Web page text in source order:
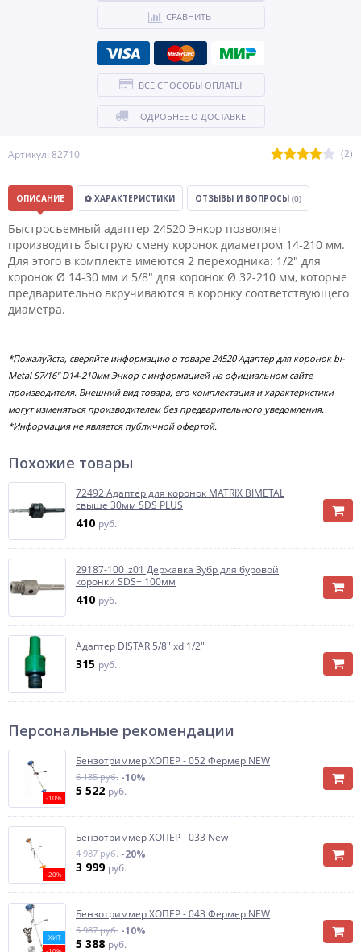
Артикул: 82710 (2)
СРАВНИТЬ
ВСЕ СПОСОБЫ ОПЛАТЫ
ПОДРОБНЕЕ О ДОСТАВКЕ
ОПИСАНИЕ ХАРАКТЕРИСТИКИ ОТЗЫВЫ И ВОПРОСЫ (0)
Быстросъемный адаптер 24520 Энкор позволяет
производить быструю смену коронок диаметром 14-210 мм.
Для этого в комплекте имеются 2 переходника: 1/2" для
коронок Ø 14-30 мм и 5/8" для коронок Ø 32-210 мм, которые
предварительно вкручиваются в коронку соответствующего
диаметра.
*Пожалуйста, сверяйте информацию о товаре 24520 Адаптер для коронок bi-
Metal S7/16" D14-210мм Энкор с информацией на официальном сайте
производителя. Внешний вид товара, его комплектация и характеристики
могут изменяться производителем без предварительного уведомления.
*Информация не является публичной офертой.
Похожие товары
72492 Адаптер для коронок MATRIX BIMETAL
свыше 30мм SDS PLUS
410 руб.
29187-100_z01 Державка Зубр для буровой
коронки SDS+ 100мм
410 руб.
Адаптер DISTAR 5/8" xd 1/2"
315 руб.
Персональные рекомендации
-10%
Бензотриммер ХОПЕР - 052 Фермер NEW
6 135 руб. -10%
5 522 руб.
-20%
Бензотриммер ХОПЕР - 033 New
4 987 руб. -20%
3 999 руб.
ХИТ
Бензотриммер ХОПЕР - 043 Фермер NEW
5 987 руб. -10%
5 388 руб.